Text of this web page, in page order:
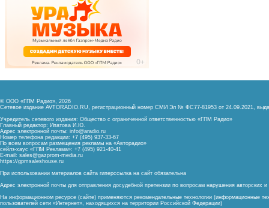
© ООО «ГПМ Радио», 2026
Сетевое издание AVTORADIO.RU, регистрационный номер СМИ Эл № ФС77-81953 от 24.09.2021,
Учредитель сетевого издания: Общество с ограниченной ответственностью «ГПМ Радио»
Главный редактор: Ипатова И.Ю.
Адрес электронной почты: info@aradio.ru
Номер телефона редакции: +7 (495) 937-33-67
По всем вопросам размещения рекламы на «Авторадио»
сейлз-хаус «ГПМ Реклама»: +7 (495) 921-40-41
E-mail: sales@gazprom-media.ru
https://gpmsaleshouse.ru
При использовании материалов сайта гиперссылка на сайт обязательна
Адрес электронной почты для отправления досудебной претензии по вопросам нарушения авторских
На информационном ресурсе (сайте) применяются рекомендательные технологии (информационные
пользователей сети «Интернет», находящихся на территории Российской Федерации)